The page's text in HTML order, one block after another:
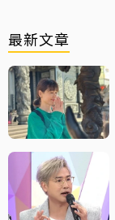
最新文章